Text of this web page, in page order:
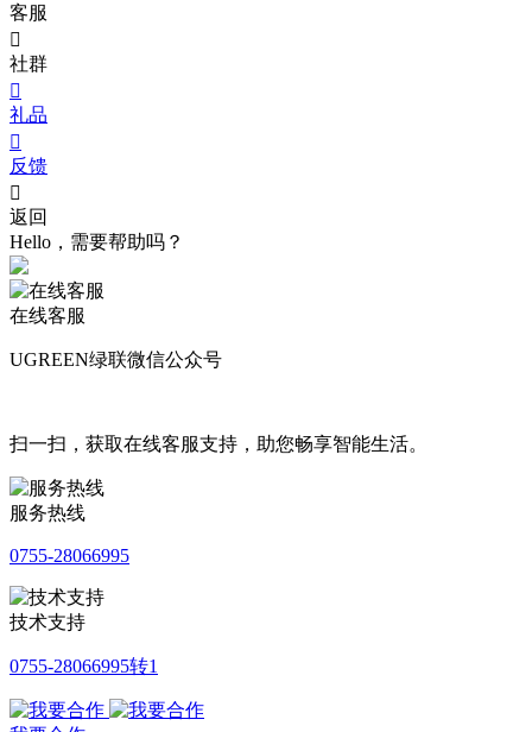
客服

社群

礼品

反馈

返回
Hello，需要帮助吗？
在线客服
UGREEN绿联微信公众号
扫一扫，获取在线客服支持，助您畅享智能生活。
服务热线
0755-28066995
技术支持
0755-28066995转1